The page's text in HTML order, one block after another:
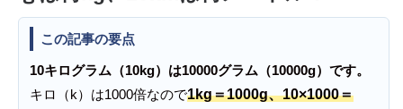
この記事の要点
10キログラム（10kg）は10000グラム（10000g）です。
キロ（k）は1000倍なので1kg＝1000g、10×1000＝